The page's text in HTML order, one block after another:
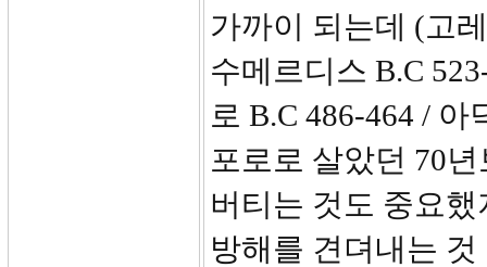
가까이 되는데 (고
수메르디스 B.C
로 B.C 486-464 /
포로로 살았던 70
버티는 것도 중요
방해를 견뎌내는